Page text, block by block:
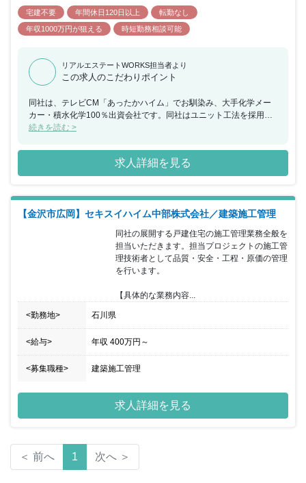
宅建不要 年間休日120日以上
転勤なし
年収1000万円が狙える
時短勤務相談可能
リアルエステートWORKS担当者より
この求人のこだわりポイント
同社は、テレビCM「あったかハイム」でお馴染み、大手化学メー
カー・積水化学100％出資会社です。同社はユニット工法を採用
し、高品質な建材を使用しています。また、化学メーカー傘下なら
得意としており、お客様へ安心安全な住宅を提供できる環境が整っ
ています。今回、お客様の想いのこもった「家」づくりを形にして
いく最後の担当者として施工管理をご担当いただける方を募集する
を行いながら深い信頼関係を築いていくことができることや、世界
に一つの「家」が形となり地図に残っていくことが大きなやりがい
りにも力を入れており、①自宅から通えない範囲への転勤を原則無
し。②21時にはPCシャットダウン等の労働環境を実施していま
続きを読む >
求人詳細を見る
【金沢市広岡】セキスイハイム中部株式会社／建築施工管理
同社の展開する戸建住宅の施工管理業務全般を
担当いただきます。担当プロジェクトの施工管
理技術者として品質・安全・工程・原価の管理
を行います。
【具体的な業務内容...
<勤務地> 石川県
<給与> 年収 400万円 ～
<募集職種> 建築施工管理
求人詳細を見る
＜ 前へ 1 次へ ＞